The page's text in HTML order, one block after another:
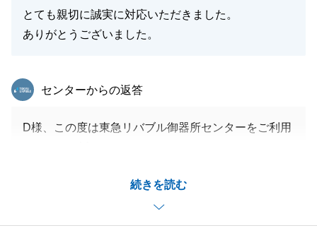
とても親切に誠実に対応いただきました。
ありがとうございました。
続きを読む
東急リバブル
センターからの返答
D様、この度は東急リバブル御器所センターをご利用
素敵なお住まいが見つかりましたことも非常に嬉しく
今後もご不明点やご相談などがございましたら、いつ